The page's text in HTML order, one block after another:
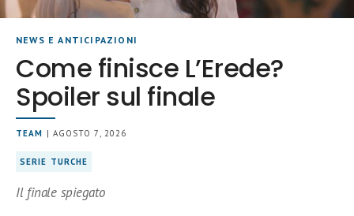
NEWS E ANTICIPAZIONI
Come finisce L’Erede?
Spoiler sul finale
TEAM | AGOSTO 7, 2026
SERIE TURCHE
Il finale spiegato